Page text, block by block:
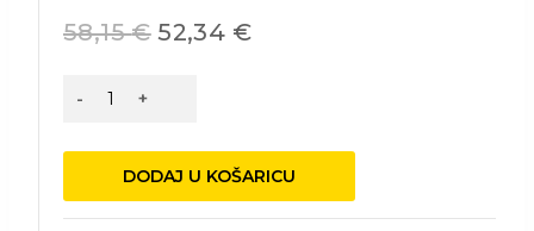
58,15€ 52,34 €
Dizalica
225-
količina
DODAJ U KOŠARICU